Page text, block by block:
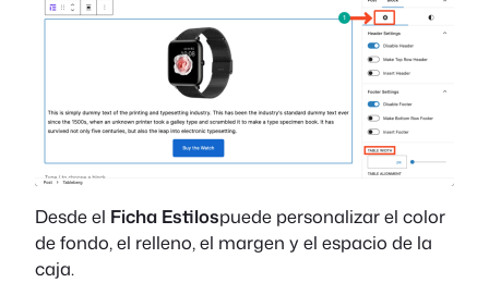
Desde el Ficha Estilospuede personalizar el color
de fondo, el relleno, el margen y el espacio de la
caja.